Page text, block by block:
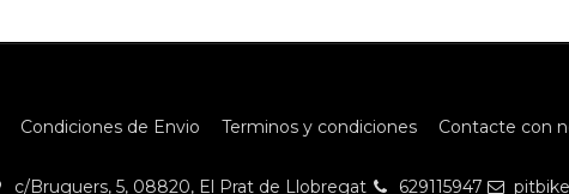
Condiciones de Envio Terminos y condiciones Contacte con
c/Bruguers, 5, 08820, El Prat de Llobregat 629115947